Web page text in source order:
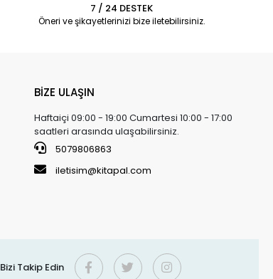
7 / 24 DESTEK
Öneri ve şikayetlerinizi bize iletebilirsiniz.
BİZE ULAŞIN
Haftaiçi 09:00 - 19:00 Cumartesi 10:00 - 17:00
saatleri arasında ulaşabilirsiniz.
5079806863
iletisim@kitapal.com
Bizi Takip Edin